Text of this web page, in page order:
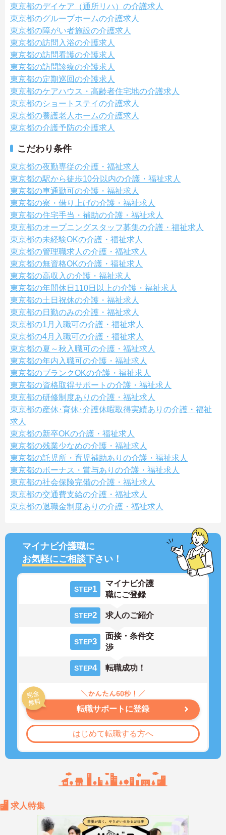
東京都のデイケア（通所リハ）の介護求人
東京都のグループホームの介護求人
東京都の障がい者施設の介護求人
東京都の訪問入浴の介護求人
東京都の訪問看護の介護求人
東京都の訪問診療の介護求人
東京都の定期巡回の介護求人
東京都のケアハウス・高齢者住宅地の介護求人
東京都のショートステイの介護求人
東京都の養護老人ホームの介護求人
東京都の介護予防の介護求人
こだわり条件
東京都の夜勤専従の介護・福祉求人
東京都の駅から徒歩10分以内の介護・福祉求人
東京都の車通勤可の介護・福祉求人
東京都の寮・借り上げの介護・福祉求人
東京都の住宅手当・補助の介護・福祉求人
東京都のオープニングスタッフ募集の介護・福祉求人
東京都の未経験OKの介護・福祉求人
東京都の管理職求人の介護・福祉求人
東京都の無資格OKの介護・福祉求人
東京都の高収入の介護・福祉求人
東京都の年間休日110日以上の介護・福祉求人
東京都の土日祝休の介護・福祉求人
東京都の日勤のみの介護・福祉求人
東京都の1月入職可の介護・福祉求人
東京都の4月入職可の介護・福祉求人
東京都の夏～秋入職可の介護・福祉求人
東京都の年内入職可の介護・福祉求人
東京都のブランクOKの介護・福祉求人
東京都の資格取得サポートの介護・福祉求人
東京都の研修制度ありの介護・福祉求人
東京都の産休･育休･介護休暇取得実績ありの介護・福祉
求人
東京都の新卒OKの介護・福祉求人
東京都の残業少なめの介護・福祉求人
東京都の託児所・育児補助ありの介護・福祉求人
東京都のボーナス・賞与ありの介護・福祉求人
東京都の社会保険完備の介護・福祉求人
東京都の交通費支給の介護・福祉求人
東京都の退職金制度ありの介護・福祉求人
マイナビ介護職に
お気軽にご相談下さい！
STEP1
マイナビ介護
職にご登録
STEP2 求人のご紹介
STEP3
面接・条件交
渉
STEP4 転職成功！
転職サポートに登録
はじめて転職する方へ
求人特集